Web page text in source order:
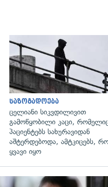
საზოგადოება
ცელიანი სიკვდილივით
გამოწყობილი კაცი,
პაციენტებს სახურავიდან
აშტერდებოდა, ამტკიცებს,
ყვავი იყო